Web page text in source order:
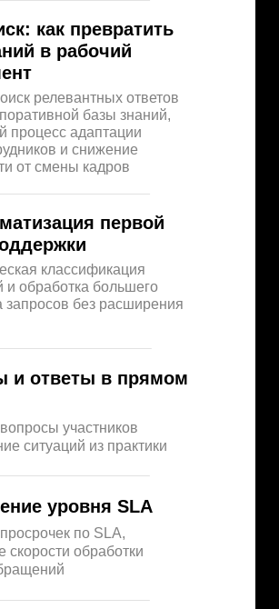
как превратить
в рабочий
релевантных ответов
базы знаний,
процесс адаптации
и снижение
от смены кадров
уровня SLA
по SLA,
обработки
первой
классификация
обработка большего
запросов без расширения
и ответы в прямом
участников
ситуаций из практики